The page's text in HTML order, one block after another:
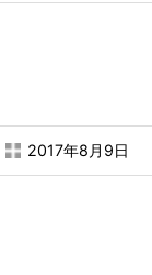
2017年8月9日